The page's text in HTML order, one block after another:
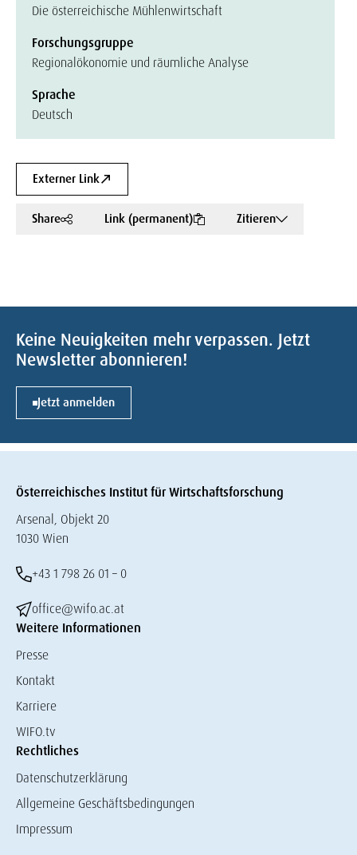
Die österreichische Mühlenwirtschaft
Forschungsgruppe
Regionalökonomie und räumliche Analyse
Sprache
Deutsch
Externer Link
Share Link (permanent) Zitieren
Keine Neuigkeiten mehr verpassen. Jetzt
Newsletter abonnieren!
Jetzt anmelden
Österreichisches Institut für Wirtschaftsforschung
Arsenal, Objekt 20
1030 Wien
+43 1 798 26 01 – 0
office@wifo.ac.at
Weitere Informationen
Presse
Kontakt
Karriere
WIFO.tv
Rechtliches
Datenschutzerklärung
Allgemeine Geschäftsbedingungen
Impressum